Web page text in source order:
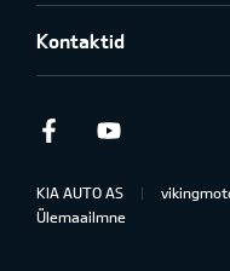
Kontaktid
Facebook
KIA AUTO AS
Ülemaailmne